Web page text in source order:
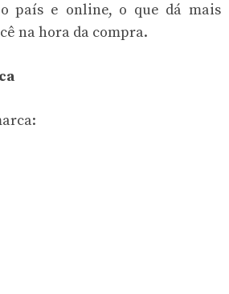
país e online, o que dá mais
na hora da compra.